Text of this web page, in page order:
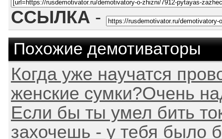
ССЫЛКА -
Похожие демотиваторы
Когда уже научатся
женские сумки?Очень
Если бы ты умел бить
захочешь - у тебя было